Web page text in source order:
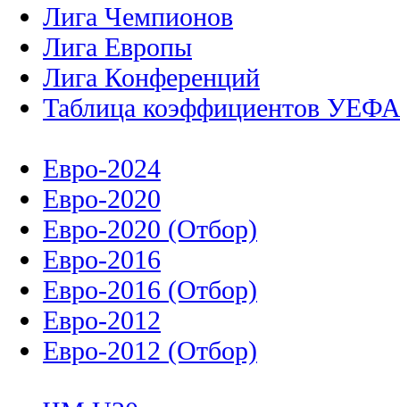
Лига Чемпионов
Лига Европы
Лига Конференций
Таблица коэффициентов УЕФА
Евро-2024
Евро-2020
Евро-2020 (Отбор)
Евро-2016
Евро-2016 (Отбор)
Евро-2012
Евро-2012 (Отбор)